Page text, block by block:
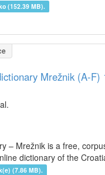
(152.39 MB).
Mrežnik (A-F)
– Mrežnik is a free,
dictionary of the
(7.86 MB).